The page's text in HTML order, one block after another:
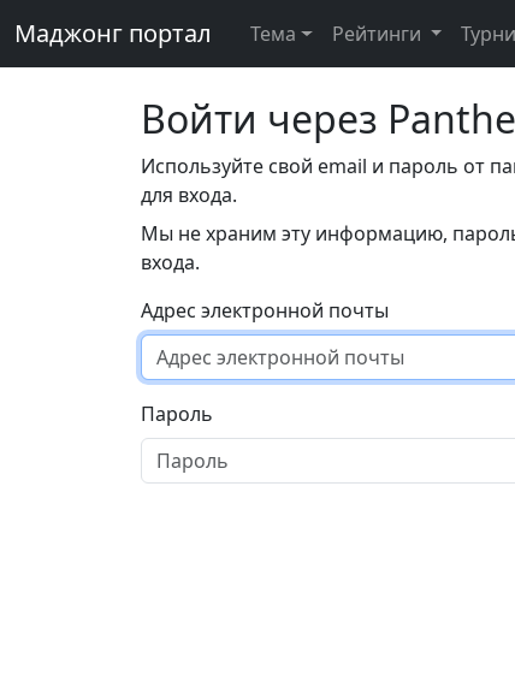
Маджонг портал Тема Рейтинги
Войти через
Используйте свой email и пароль от
для входа.
Мы не храним эту информацию,
входа.
Адрес электронной почты
Пароль